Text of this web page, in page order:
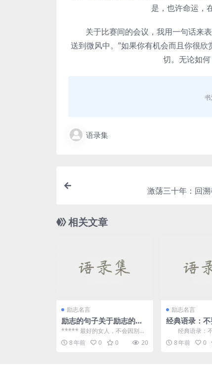
是，也许命运，
关于比赛间的会议，我用一句话来表
送到微风中。”如果你有机会而且你很
切。无论如
书
语录集
激荡三十年：回
相关文章
励志名言
励志的句子关于励志的句
子
***** 最好的女人，不会因别人
夸她几句就沾沾自喜，也不会因
别人骂她而黯然神伤...
8 年前 0 0 20
励志名言
经典语录：
者，告诉别
经典语录：不
者，告诉别人
成功不是让周围
8 年前 0